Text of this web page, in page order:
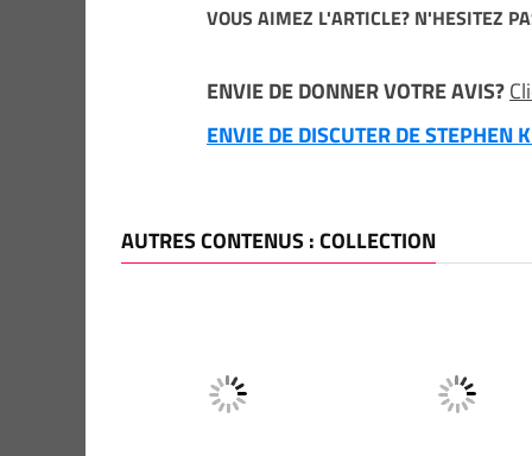
VOUS AIMEZ L'ARTICLE? N'HESITEZ
ENVIE DE DONNER VOTRE AVIS?
ENVIE DE DISCUTER DE
AUTRES CONTENUS : COLLECTION